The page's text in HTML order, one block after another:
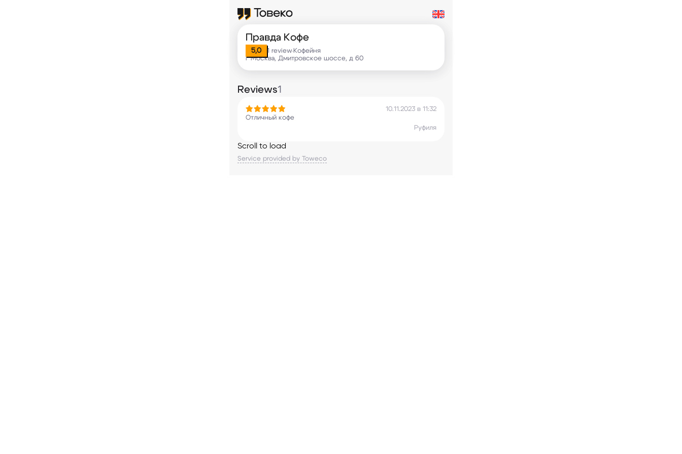
Правда Кофе
5,0 1 review•Кофейня
г Москва, Дмитровское шоссе, д 60
Reviews1
10.11.2023 в 11:32
Отличный кофе
Руфиля
Scroll to load
Service provided by Toweco